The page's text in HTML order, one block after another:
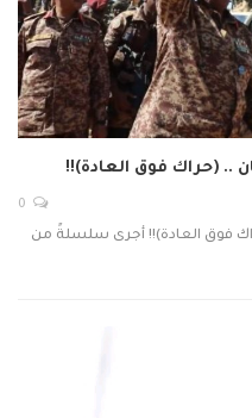
.. (حراك فوق العادة)!!
فوق العادة)!! أجرى سلسلةً من